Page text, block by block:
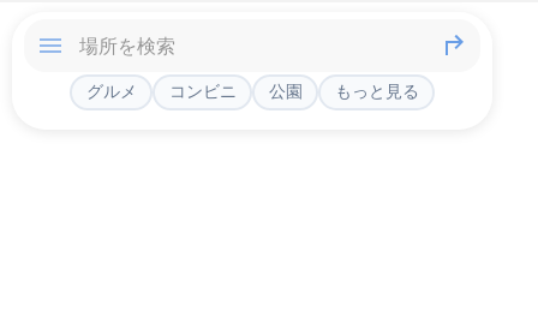
グルメ コンビニ 公園 もっと見る